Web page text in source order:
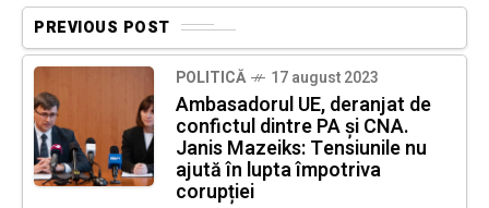
PREVIOUS POST
POLITICĂ 17 august 2023
Ambasadorul UE, deranjat de
confictul dintre PA și CNA.
Janis Mazeiks: Tensiunile nu
ajută în lupta împotriva
corupției